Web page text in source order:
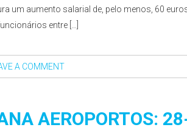
um aumento salarial de, pelo menos, 60
entre […]
A COMMENT
AEROPORTOS: